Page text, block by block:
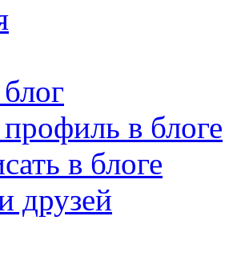
в блоге
в блоге
друзей